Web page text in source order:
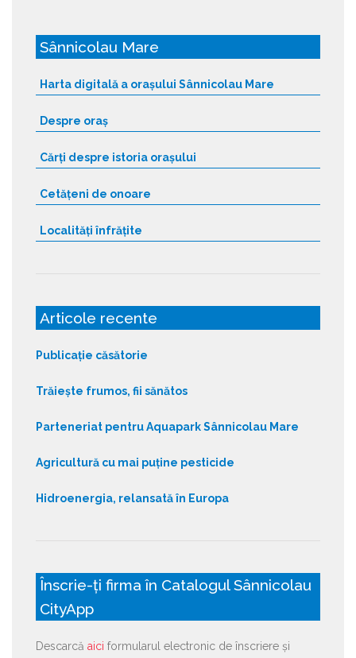
Sânnicolau Mare
Harta digitală a orașului Sânnicolau Mare
Despre oraș
Cărți despre istoria orașului
Cetățeni de onoare
Localități înfrățite
Articole recente
Publicație căsătorie
Trăiește frumos, fii sănătos
Parteneriat pentru Aquapark Sânnicolau Mare
Agricultură cu mai puține pesticide
Hidroenergia, relansată în Europa
Înscrie-ți firma în Catalogul Sânnicolau
CityApp
Descarcă aici formularul electronic de înscriere și